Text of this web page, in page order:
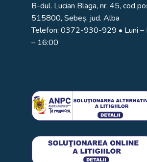
B-dul. Lucian Blaga, nr. 45, cod
515800, Sebeș, jud. Alba
Telefon: 0372-930-929 • Luni
– 16:00